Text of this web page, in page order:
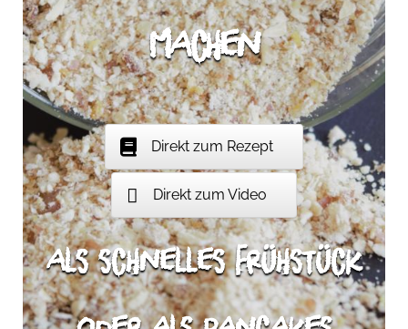
machen
Direkt zum Rezept
Direkt zum Video
als schnelles Frühstück